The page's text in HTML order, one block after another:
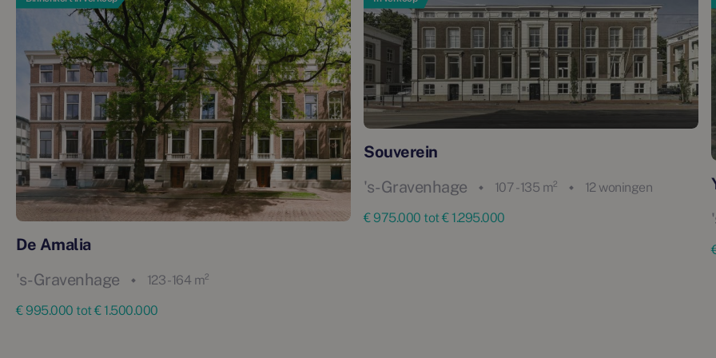
De Amalia
's-Gravenhage
123 - 164 m²
€ 995.000 tot € 1.500.000
Souverein
's-Gravenhage
107 - 135 m²
12 woningen
€ 975.000 tot € 1.295.000